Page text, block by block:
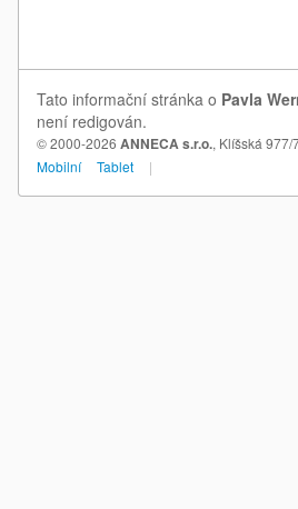
Tato informační stránka o Pavla
není redigován.
© 2000-2026 ANNECA s.r.o., Klíšská 977/
Mobilní
Tablet |